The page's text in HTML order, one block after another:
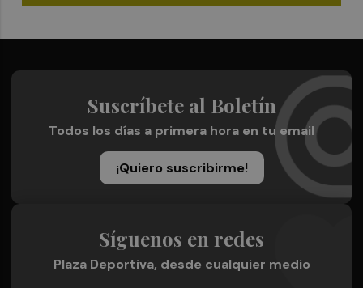
Suscríbete al Boletín
Todos los días a primera hora en tu email
¡Quiero suscribirme!
Síguenos en redes
Plaza Deportiva, desde cualquier medio